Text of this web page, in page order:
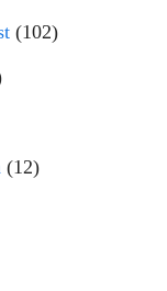
(102)
(12)